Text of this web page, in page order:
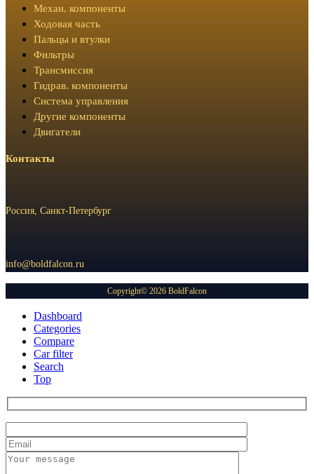
Механ. компоненты
Ходовая часть
Пальцы и втулки
Фильтры
Трансмиссия
Гидрав. компоненты
Система управления
Другие компоненты
Двигатели
Контакты
Россия, Санкт-Петербург
info@boldfalcon.ru
Copyright© 2026 BoldFalcon
Dashboard
Categories
Compare
Car filter
Search
Top